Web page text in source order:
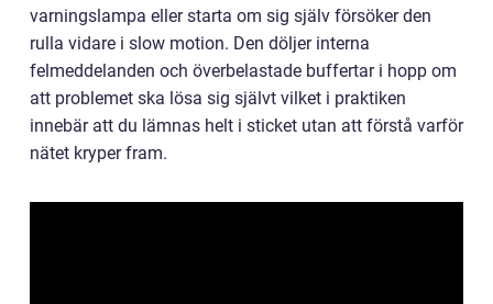
varningslampa eller starta om sig själv försöker den
rulla vidare i slow motion. Den döljer interna
felmeddelanden och överbelastade buffertar i hopp om
att problemet ska lösa sig självt vilket i praktiken
innebär att du lämnas helt i sticket utan att förstå varför
nätet kryper fram.